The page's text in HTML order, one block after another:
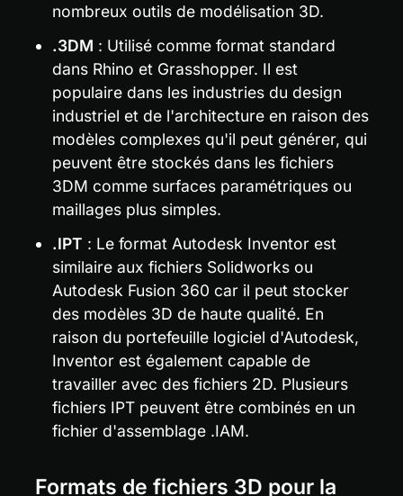
nombreux outils de modélisation 3D.
.3DM : Utilisé comme format standard
dans Rhino et Grasshopper. Il est
populaire dans les industries du design
industriel et de l'architecture en raison des
modèles complexes qu'il peut générer, qui
peuvent être stockés dans les fichiers
3DM comme surfaces paramétriques ou
maillages plus simples.
.IPT : Le format Autodesk Inventor est
similaire aux fichiers Solidworks ou
Autodesk Fusion 360 car il peut stocker
des modèles 3D de haute qualité. En
raison du portefeuille logiciel d'Autodesk,
Inventor est également capable de
travailler avec des fichiers 2D. Plusieurs
fichiers IPT peuvent être combinés en un
fichier d'assemblage .IAM.
Formats de fichiers 3D pour la